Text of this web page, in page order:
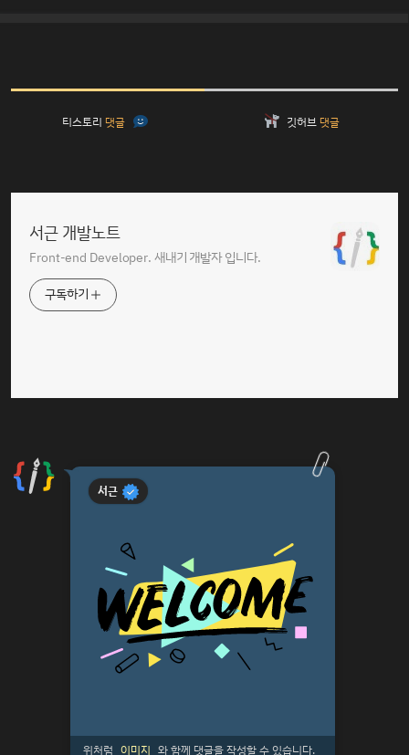
티스토리 댓글 깃허브 댓글
서근 개발노트
Front-end Developer. 새내기 개발자 입니다.
구독하기
서근
위처럼 이미지 와 함께 댓글을 작성할 수 있습니다.